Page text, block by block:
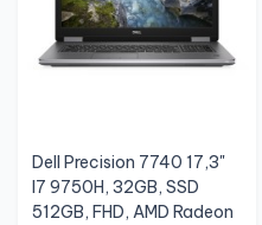
Dell Precision 7740 17,3"
I7 9750H, 32GB, SSD
512GB, FHD, AMD Radeon